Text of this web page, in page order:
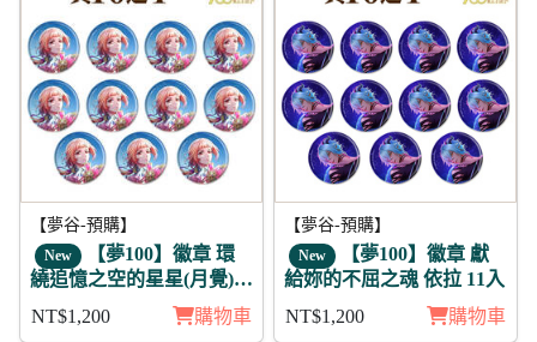
【夢谷-預購】
New 【夢100】徽章 環
繞追憶之空的星星(月覺)
NT$1,200 購物車
【夢谷-預購】
New 【夢100】徽章 獻
給妳的不屈之魂 依拉 11入
NT$1,200
購物車